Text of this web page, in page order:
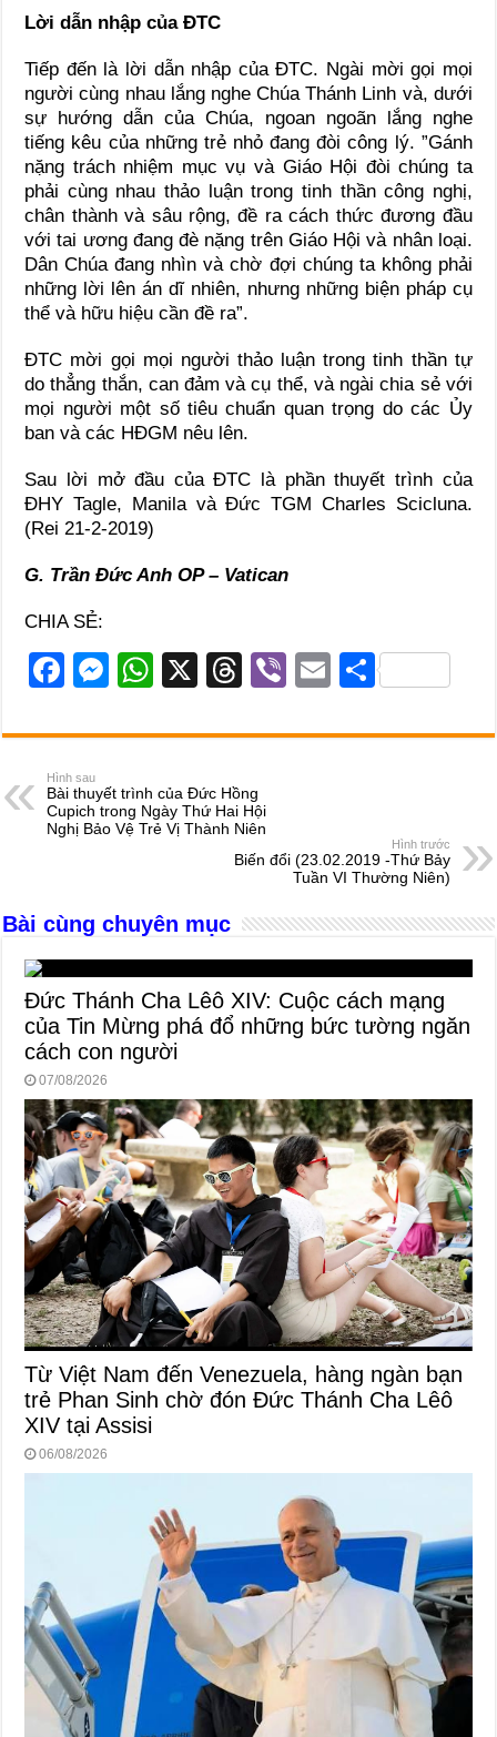
Lời dẫn nhập của ĐTC
Tiếp đến là lời dẫn nhập của ĐTC. Ngài mời gọi mọi
người cùng nhau lắng nghe Chúa Thánh Linh và, dưới
sự hướng dẫn của Chúa, ngoan ngoãn lắng nghe
tiếng kêu của những trẻ nhỏ đang đòi công lý. ”Gánh
nặng trách nhiệm mục vụ và Giáo Hội đòi chúng ta
phải cùng nhau thảo luận trong tinh thần công nghị,
chân thành và sâu rộng, đề ra cách thức đương đầu
với tai ương đang đè nặng trên Giáo Hội và nhân loại.
Dân Chúa đang nhìn và chờ đợi chúng ta không phải
những lời lên án dĩ nhiên, nhưng những biện pháp cụ
thể và hữu hiệu cần đề ra”.
ĐTC mời gọi mọi người thảo luận trong tinh thần tự
do thẳng thắn, can đảm và cụ thể, và ngài chia sẻ với
mọi người một số tiêu chuẩn quan trọng do các Ủy
ban và các HĐGM nêu lên.
Sau lời mở đầu của ĐTC là phần thuyết trình của
ĐHY Tagle, Manila và Đức TGM Charles Scicluna.
(Rei 21-2-2019)
G. Trần Đức Anh OP – Vatican
CHIA SẺ:
F
c
e
b
o
k
M
ss
e
n
g
W
at
A
p
X
T
e
d
s
Vi
er
E
ail
S
ar
Hình sau
Bài thuyết trình của Đức Hồng
Cupich trong Ngày Thứ Hai Hội
Nghị Bảo Vệ Trẻ Vị Thành Niên
Hình trước
Biến đổi (23.02.2019 -Thứ Bảy
Tuần VI Thường Niên)
Bài cùng chuyên mục
Đức Thánh Cha Lêô XIV: Cuộc cách mạng
của Tin Mừng phá đổ những bức tường ngăn
cách con người
07/08/2026
Từ Việt Nam đến Venezuela, hàng ngàn bạn
trẻ Phan Sinh chờ đón Đức Thánh Cha Lêô
XIV tại Assisi
06/08/2026